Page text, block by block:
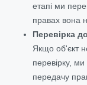
етапі ми
правах вона
Перевірка
Якщо об'єкт
перевірку,
передачу